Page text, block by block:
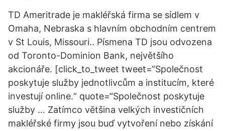
TD Ameritrade je makléřská firma se sídlem v
Omaha, Nebraska s hlavním obchodním centrem
v St Louis, Missouri.. Písmena TD jsou odvozena
od Toronto-Dominion Bank, největšího
akcionáře. [click_to_tweet tweet=“Společnost
poskytuje služby jednotlivcům a institucím, které
investují online.“ quote=“Společnost poskytuje
služby … Zatímco většina velkých investičních
makléřské firmy jsou buď vytvoření nebo získání